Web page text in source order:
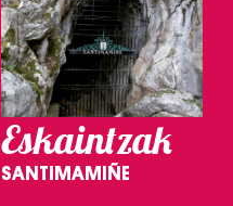
Eskaintzak
SANTIMAMIÑE